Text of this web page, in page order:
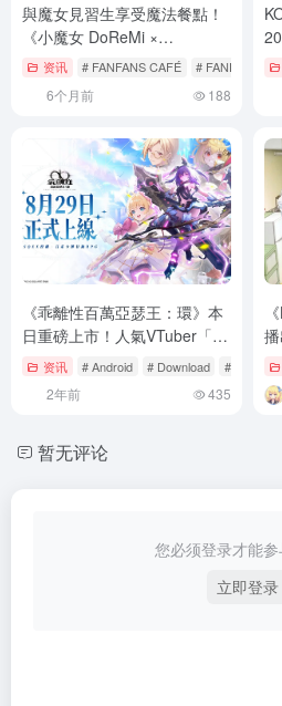
與魔女見習生享受魔法餐點！
《小魔女 DoReMi ×
FANFANS CAFÉ》聯名主題餐
资讯 # FANFANS CAFÉ # FANFANS粉粉
6个月前 188
《乖離性百萬亞瑟王：環》本
日重磅上市！人氣VTuber「子
午計畫：聯動小隊」活動同步
上線！
资讯 # Android # Download # Feature
2年前 435
暂无评论
您必须登录才能参
立即登录